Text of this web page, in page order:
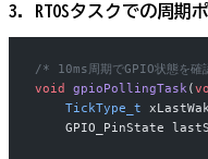
3. RTOSタスクでの周期
/* 10ms周期でGPIO状態を
void
gpioPollingTask (
    TickType_t
GPIO_PinState